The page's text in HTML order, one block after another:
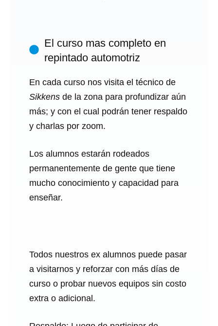
El curso mas completo en
repintado automotriz
En cada curso nos visita el técnico de
Sikkens de la zona para profundizar aún
más; y con el cual podrán tener respaldo
y charlas por zoom.
Los alumnos estarán rodeados
permanentemente de gente que tiene
mucho conocimiento y capacidad para
enseñar.
Todos nuestros ex alumnos puede pasar
a visitarnos y reforzar con más días de
curso o probar nuevos equipos sin costo
extra o adicional.